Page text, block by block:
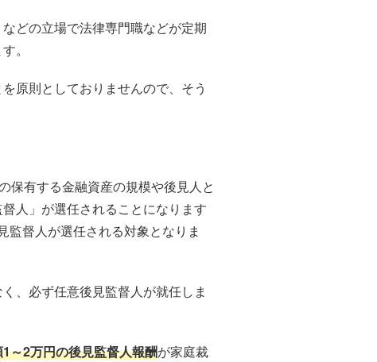
どの立場で法律専門職などが定期
。
原則としておりませんので、そう
保有する金融資産の規模や後見人と
人」が選任されることになります
監督人が選任される対象となりま
、必ず任意後見監督人が就任しま
～2万円の後見監督人報酬が家庭裁